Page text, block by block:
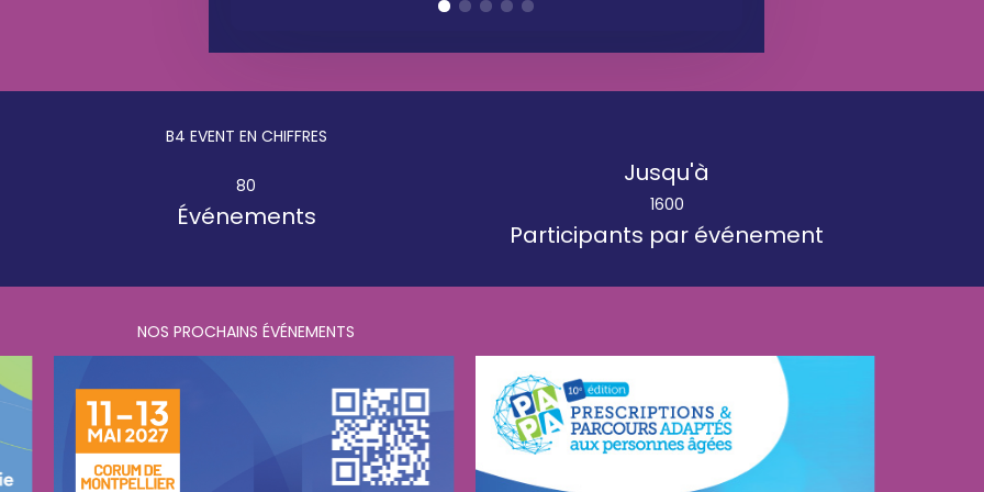
B4 EVENT EN CHIFFRES
80
Événements
Jusqu'à
1600
Participants par événement
NOS PROCHAINS ÉVÉNEMENTS